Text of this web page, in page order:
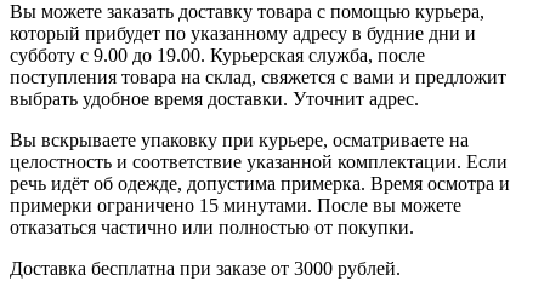
Вы можете заказать доставку товара с помощью курьера,
который прибудет по указанному адресу в будние дни и
субботу с 9.00 до 19.00. Курьерская служба, после
поступления товара на склад, свяжется с вами и предложит
выбрать удобное время доставки. Уточнит адрес.
Вы вскрываете упаковку при курьере, осматриваете на
целостность и соответствие указанной комплектации. Если
речь идёт об одежде, допустима примерка. Время осмотра и
примерки ограничено 15 минутами. После вы можете
отказаться частично или полностью от покупки.
Доставка бесплатна при заказе от 3000 рублей.